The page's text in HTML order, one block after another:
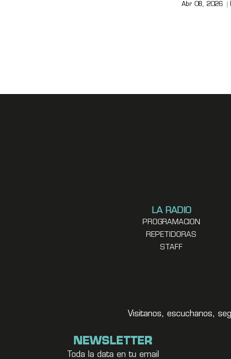
Abr 08, 2026
LA RADIO
PROGRAMACION
REPETIDORAS
STAFF
Visitanos, escuchanos,
NEWSLETTER
Toda la data en tu email